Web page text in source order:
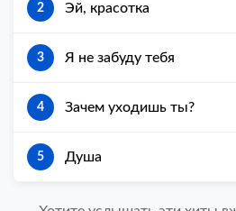
2 Эй, красотка
3 Я не забуду тебя
4 Зачем уходишь ты?
5 Душа